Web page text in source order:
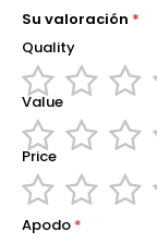
Su valoración
Quality
1
star
2
stars
3
stars
4
stars
5
stars
Value
1
star
2
stars
3
stars
4
stars
5
stars
Price
12
3
4
5
Apodo